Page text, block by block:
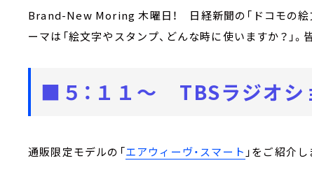
Brand-New Moring 木曜日！ 日経新聞の「ドコモの絵
ーマは「絵文字やスタンプ、どんな時に使いますか？」。
■５：１１～ TBSラジオシ
通販限定モデルの「エアウィーヴ・スマート 」をご紹介